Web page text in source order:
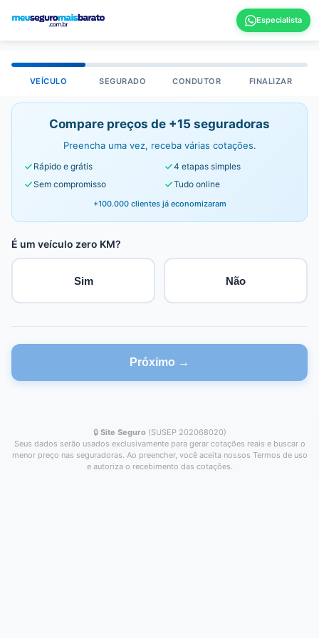
VEÍCULO SEGURADO CONDUTOR FINALIZAR
Compare preços de +15 seguradoras
Preencha uma vez, receba várias cotações.
Rápido e grátis
4 etapas simples
Sem compromisso
Tudo online
+100.000 clientes já economizaram
É um veículo zero KM?
Sim Não
Próximo →
🔒 Site Seguro (SUSEP 202068020)
Seus dados serão usados exclusivamente para gerar cotações reais e buscar o
menor preço nas seguradoras. Ao preencher, você aceita nossos Termos de uso
e autoriza o recebimento das cotações.